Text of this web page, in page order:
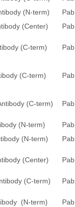
(N-term) Pab
(Center) Pab
(C-term) Pab
(C-term) Pab
(C-term) Pab
(N-term) Pab
(N-term) Pab
(Center) Pab
(C-term) Pab
(N-term) Pab